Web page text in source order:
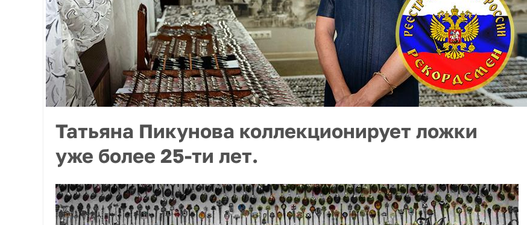
Татьяна Пикунова коллекционирует ложки
уже более 25-ти лет.